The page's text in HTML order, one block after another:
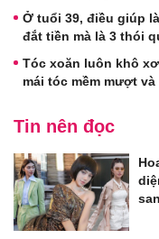
Ở tuổi 39, điều giúp
đắt tiền mà là 3 thói
Tóc xoăn luôn khô
mái tóc mềm mượt
Tin nên đọc